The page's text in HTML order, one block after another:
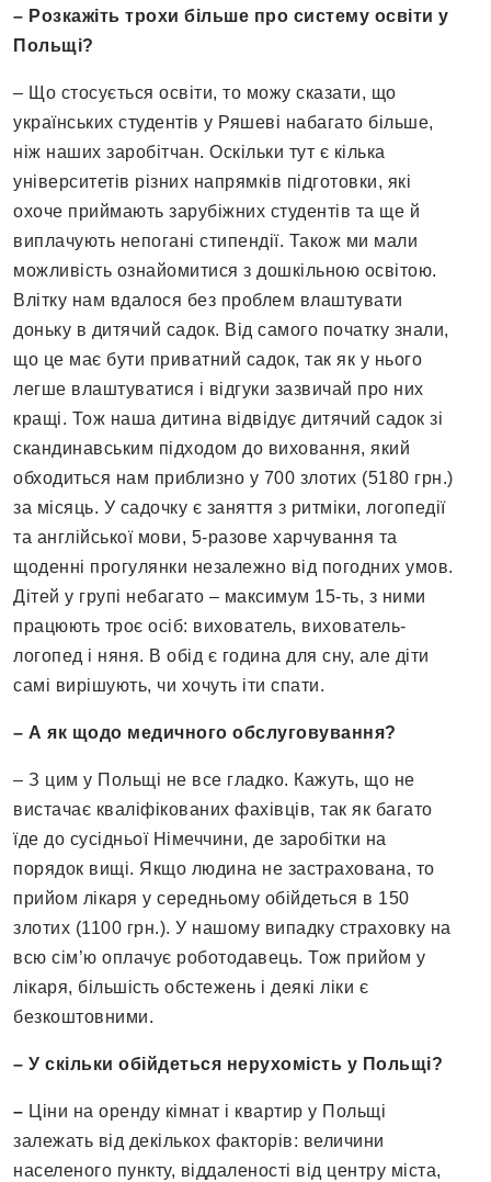
– Розкажіть трохи більше про систему освіти у
Польщі?
– Що стосується освіти, то можу сказати, що
українських студентів у Ряшеві набагато більше,
ніж наших заробітчан. Оскільки тут є кілька
університетів різних напрямків підготовки, які
охоче приймають зарубіжних студентів та ще й
виплачують непогані стипендії. Також ми мали
можливість ознайомитися з дошкільною освітою.
Влітку нам вдалося без проблем влаштувати
доньку в дитячий садок. Від самого початку знали,
що це має бути приватний садок, так як у нього
легше влаштуватися і відгуки зазвичай про них
кращі. Тож наша дитина відвідує дитячий садок зі
скандинавським підходом до виховання, який
обходиться нам приблизно у 700 злотих (5180 грн.)
за місяць. У садочку є заняття з ритміки, логопедії
та англійської мови, 5-разове харчування та
щоденні прогулянки незалежно від погодних умов.
Дітей у групі небагато – максимум 15-ть, з ними
працюють троє осіб: вихователь, вихователь-
логопед і няня. В обід є година для сну, але діти
самі вирішують, чи хочуть іти спати.
– А як щодо медичного обслуговування?
– З цим у Польщі не все гладко. Кажуть, що не
вистачає кваліфікованих фахівців, так як багато
їде до сусідньої Німеччини, де заробітки на
порядок вищі. Якщо людина не застрахована, то
прийом лікаря у середньому обійдеться в 150
злотих (1100 грн.). У нашому випадку страховку на
всю сім’ю оплачує роботодавець. Тож прийом у
лікаря, більшість обстежень і деякі ліки є
безкоштовними.
– У скільки обійдеться нерухомість у Польщі?
– Ціни на оренду кімнат і квартир у Польщі
залежать від декількох факторів: величини
населеного пункту, віддаленості від центру міста,